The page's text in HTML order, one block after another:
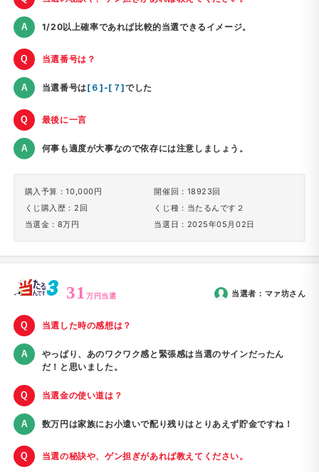
1/20以上確率であれば比較的当選できるイメージ。
当選番号は？
当選番号は[６]-[７]でした
最後に一言
何事も適度が大事なので依存には注意しましょう。
購入予算：10,000円
くじ購入歴：2回
当選金：8万円
開催回：18923回
くじ種：当たるんです２
当選日：2025年05月02日
31万円当選 当選者： マァ坊さん
当選した時の感想は？
やっぱり、あのワクワク感と緊張感は当選のサインだったん
だ！と思いました。
当選金の使い道は？
数万円は家族にお小遣いで配り残りはとりあえず貯金ですね！
当選の秘訣や、ゲン担ぎがあれば教えてください。